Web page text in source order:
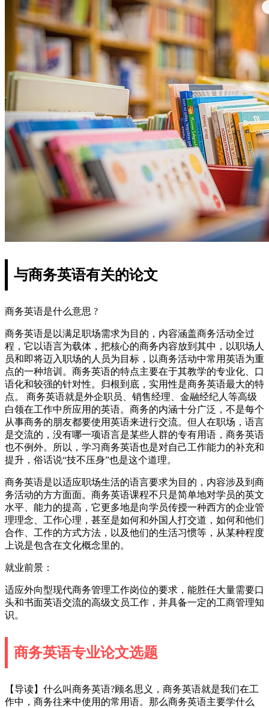
与商务英语有关的论文
商务英语是什么意思 ?
商务英语是以满足职场需求为目的，内容涵盖商务活动全过
程，它以语言为载体，把核心的商务内容放到其中，以职场人
员和即将迈入职场的人员为目标，以商务活动中常用英语为重
点的一种培训。商务英语的特点主要在于其教学的专业化、口
语化和较强的针对性。归根到底，实用性是商务英语最大的特
点。 商务英语就是外企职员、销售经理、金融经纪人等高级
白领在工作中所应用的英语。商务的内涵十分广泛，不是每个
从事商务的朋友都要使用英语来进行交流。但人在职场，语言
是交流的，没有哪一项语言是某些人群的专有用语，商务英语
也不例外。所以，学习商务英语也是对自己工作能力的补充和
提升，俗话说“技不压身”也是这个道理。
商务英语是以适应职场生活的语言要求为目的，内容涉及到商
务活动的方方面面。商务英语课程不只是简单地对学员的英文
水平、能力的提高，它更多地是向学员传授一种西方的企业管
理理念、工作心理，甚至是如何和外国人打交道，如何和他们
合作、工作的方式方法，以及他们的生活习惯等，从某种程度
上说是包含在文化概念里的。
就业前景：
适应外向型现代商务管理工作岗位的要求，能胜任大量需要口
头和书面英语交流的高级文员工作，并具备一定的工商管理知
识。
商务英语专业论文选题
【导读】什么叫商务英语?顾名思义，商务英语就是我们在工
作中，商务往来中使用的常用语。那么商务英语主要学什么